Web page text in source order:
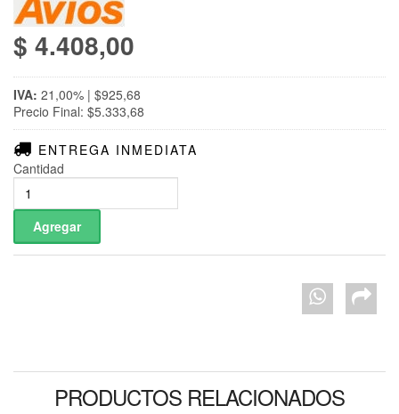
$ 4.408,00
IVA: 21,00% | $925,68
Precio Final: $5.333,68
ENTREGA INMEDIATA
Cantidad
PRODUCTOS RELACIONADOS